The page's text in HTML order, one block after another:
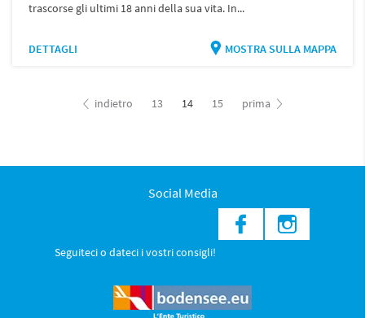
trascorse gli ultimi 18 anni della sua vita. In...
DETTAGLI MOSTRA SULLA MAPPA
indietro 13 14 15 prima
Social Media
Seguiteci o dateci i vostri consigli!